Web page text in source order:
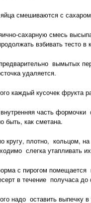
смешиваются с сахаром
сахарную смесь
взбивать тесто
вымытых
удаляется.
каждый кусочек фрукта
часть формочки
быть, как сметана.
плотно, кольцом, на
слегка утапливать
с пирогом помещается в
в течение получаса до
надо оставить выпечку в